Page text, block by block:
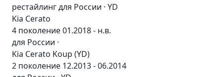
рестайлинг для России · YD
Kia Cerato
4 поколение 01.2018 - н.в.
для России ·
Kia Cerato Koup (YD)
2 поколение 12.2013 - 06.2014